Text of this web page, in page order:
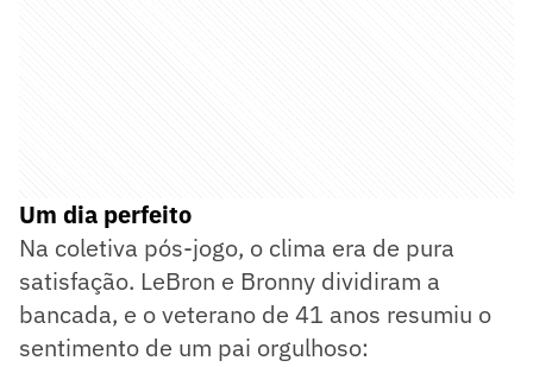
Um dia perfeito
Na coletiva pós-jogo, o clima era de pura
satisfação. LeBron e Bronny dividiram a
bancada, e o veterano de 41 anos resumiu o
sentimento de um pai orgulhoso: